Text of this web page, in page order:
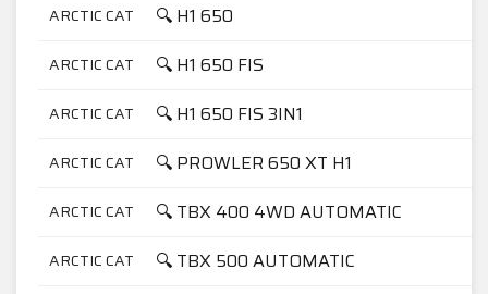
ARCTIC CAT 🔍 H1 650
ARCTIC CAT 🔍 H1 650 FIS
ARCTIC CAT 🔍 H1 650 FIS 3IN1
ARCTIC CAT 🔍 PROWLER 650 XT H1
ARCTIC CAT 🔍 TBX 400 4WD AUTOMATIC
ARCTIC CAT 🔍 TBX 500 AUTOMATIC